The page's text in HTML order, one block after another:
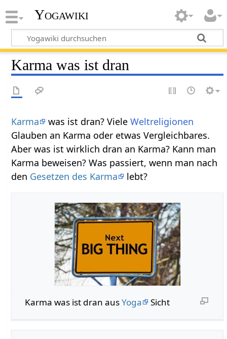
Yogawiki
Karma was ist dran
Karma was ist dran? VieleWeltreligionen
Glauben an Karma oder etwas Vergleichbares.
Aber was ist wirklich dran an Karma? Kann man
Karma beweisen? Was passiert, wenn man nach
den Gesetzen des Karma lebt?
Karma was ist dran ausYoga Sicht